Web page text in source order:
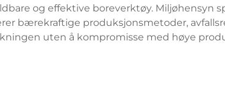
og effektive boreverktøy. Miljøhensyn
bærekraftige produksjonsmetoder,
uten å kompromisse med høye